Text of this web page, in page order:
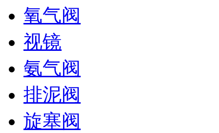
氧气阀
视镜
氨气阀
排泥阀
旋塞阀